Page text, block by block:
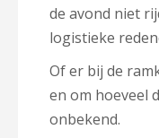
de avond niet
logistieke
Of er bij de
en om hoeveel
onbekend.